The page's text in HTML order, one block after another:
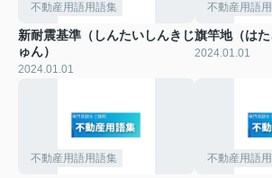
不動産用語用語集
新耐震基準（しんたいしんきじ
ゅん）
2024.01.01
不動産用語
旗竿地（はた
2024.01.01
不動産用語用語集 不動産用語